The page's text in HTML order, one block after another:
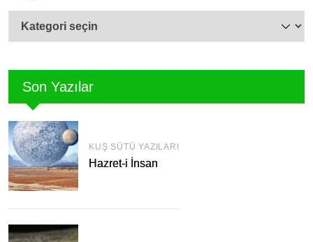
Kategoriler
Son Yazılar
KUŞ SÜTÜ YAZILARI
Hazret-i İnsan